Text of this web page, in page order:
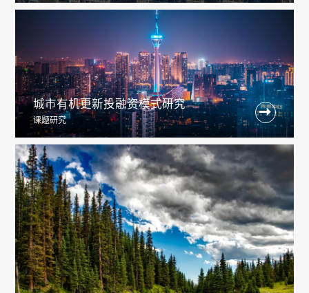
城市有机更新投融资模式研究
课题研究
